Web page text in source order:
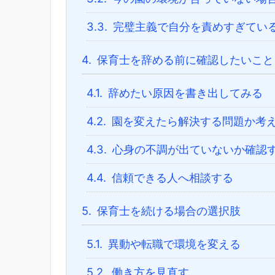
3.3. 完璧主義で自分を責めすぎてい
4. 保育士を辞める前に確認したいこと
4.1. 辞めたい原因を書き出してみる
4.2. 園を変えたら解決する問題か考
4.3. 心身の不調が出ていないか確認
4.4. 信頼できる人へ相談する
5. 保育士を続ける場合の選択肢
5.1. 異動や転職で環境を変える
5.2. 働き方を見直す